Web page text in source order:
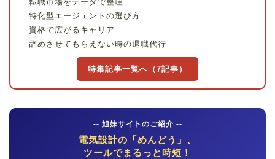
特化型エージェントの選び方
資格で広がるキャリア
辞めさせてもらえない時の退職代行
特集記事一覧へ（7記事）
-- 姐妹サイトのご紹介 --
電気設計の「めんどう」、
ツールでまるっと時短！